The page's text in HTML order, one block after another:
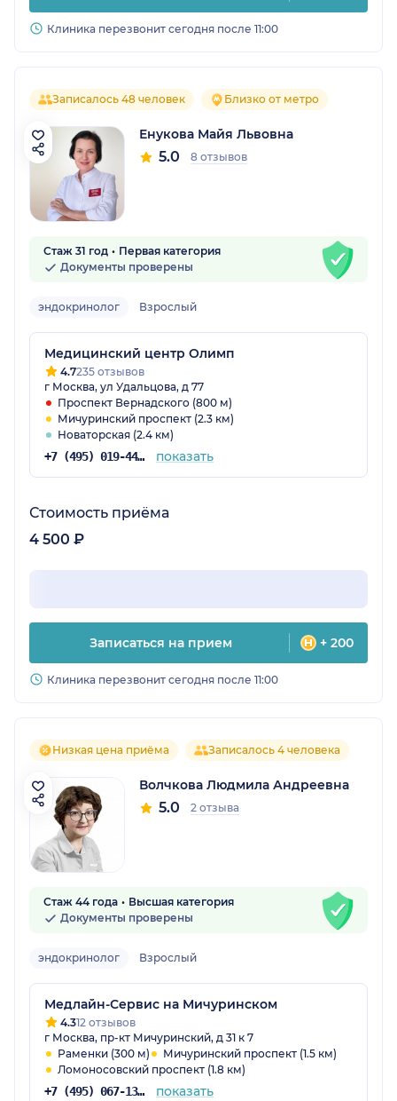
Клиника перезвонит сегодня после 11:00
Записалось 48 человек Близко от метро
Енукова Майя Львовна
5.0 8 отзывов
Стаж 31 год
Первая категория
Документы проверены
эндокринолог Взрослый
Медицинский центр Олимп
4.7235 отзывов
г Москва, ул Удальцова, д 77
Проспект Вернадского (800 м)
Мичуринский проспект (2.3 км)
Новаторская (2.4 км)
+7 (495) 019-44-74 показать
Стоимость приёма
4 500 ₽
Записаться на прием + 200
Клиника перезвонит сегодня после 11:00
Низкая цена приёма Записалось 4 человека
Волчкова Людмила Андреевна
5.0 2 отзыва
Стаж 44 года
Высшая категория
Документы проверены
эндокринолог Взрослый
Медлайн-Сервис на Мичуринском
4.312 отзывов
г Москва, пр-кт Мичуринский, д 31 к 7
Раменки (300 м)
Мичуринский проспект (1.5 км)
Ломоносовский проспект (1.8 км)
+7 (495) 067-13-27 показать